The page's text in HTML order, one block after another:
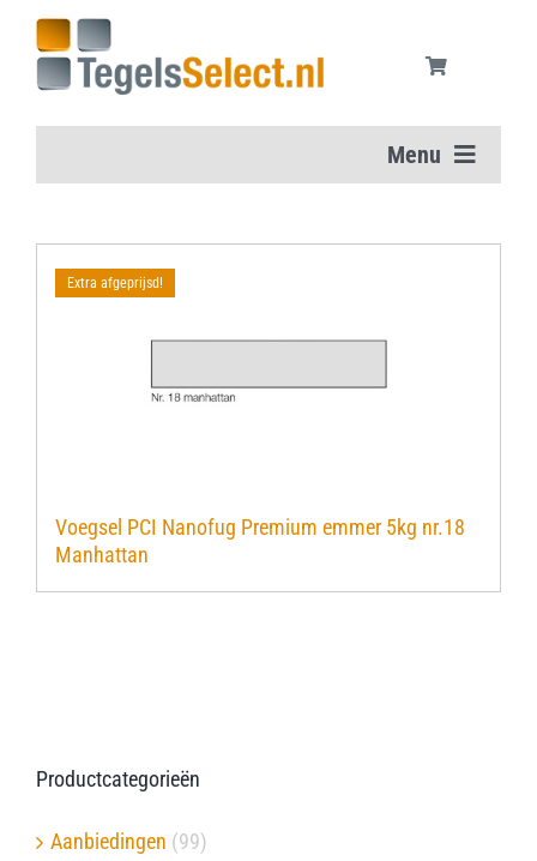
inhoud
Menu
Vloertegels
Onderhoudsmiddelen
Verwerkingsmaterialen
Extra afgeprijsd!
Voegsel PCI Nanofug Premium emmer 5kg nr.18
Manhattan
Productcategorieën
Aanbiedingen (99)